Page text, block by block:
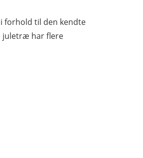
forhold til den kendte
juletræ har flere